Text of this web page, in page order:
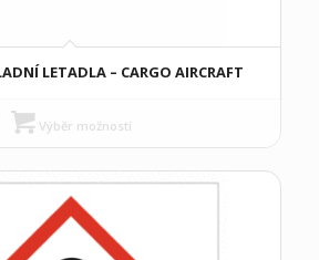
LETADLA – CARGO AIRCRAFT
Výběr možností